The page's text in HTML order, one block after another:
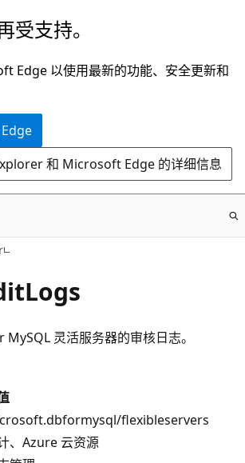
受支持。
Edge 以使用最新的功能、安全更新和
和 Microsoft Edge 的详细信息
灵活服务器的审核日志。
flexibleservers
、Azure 云资源